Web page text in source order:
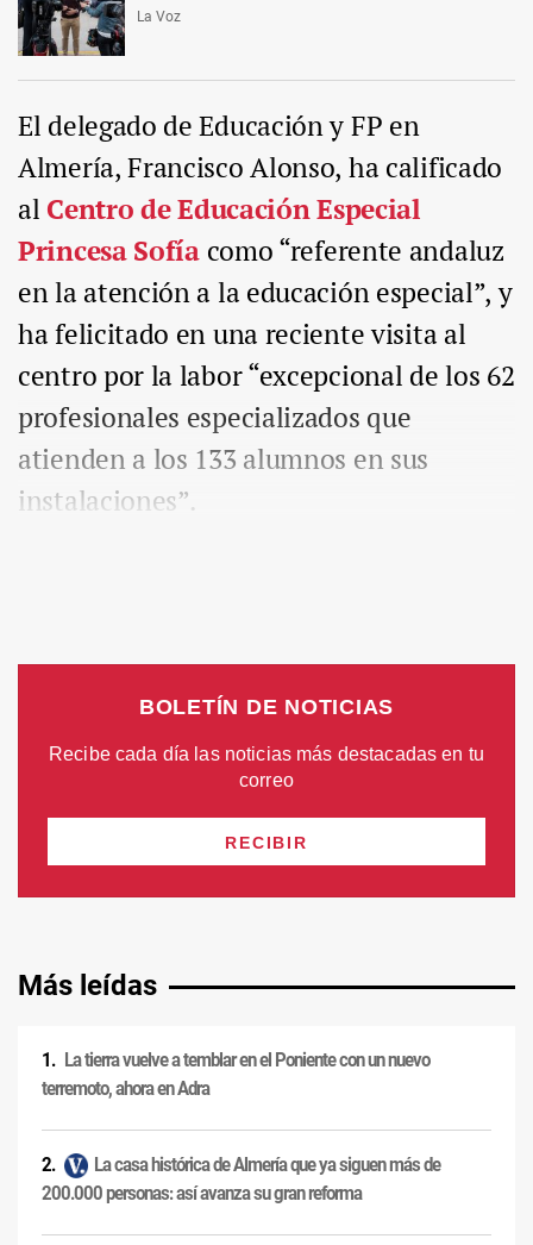
La Voz
El delegado de Educación y FP en
Almería, Francisco Alonso, ha calificado
al Centro de Educación Especial
Princesa Sofíacomo “referente andaluz
en la atención a la educación especial”, y
ha felicitado en una reciente visita al
centro por la labor “excepcional de los 62
profesionales especializados que
atienden a los 133 alumnos en sus
instalaciones”.
Más leídas
La tierra vuelve a temblar en el Poniente con un nuevo
terremoto, ahora en Adra
La casa histórica de Almería que ya siguen más de
200.000 personas: así avanza su gran reforma